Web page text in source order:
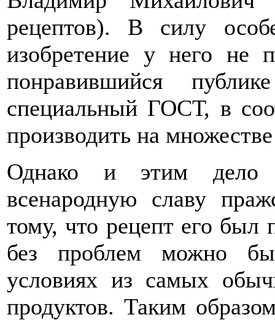
рецептов). В силу
изобретение у него не
понравившийся
специальный ГОСТ, в
производить на
Однако и этим дело
всенародную славу
тому, что рецепт его был
без проблем можно
условиях из самых
продуктов. Таким